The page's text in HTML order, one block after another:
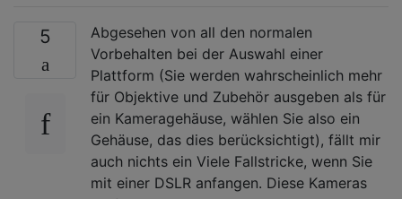
5
Abgesehen von all den normalen
Vorbehalten bei der Auswahl einer
Plattform (Sie werden wahrscheinlich mehr
für Objektive und Zubehör ausgeben als für
ein Kameragehäuse, wählen Sie also ein
Gehäuse, das dies berücksichtigt), fällt mir
auch nichts ein Viele Fallstricke, wenn Sie
mit einer DSLR anfangen. Diese Kameras